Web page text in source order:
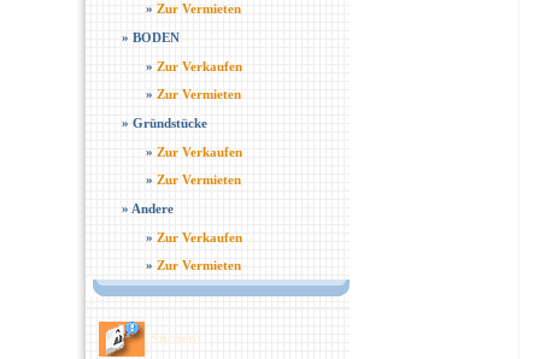
» Zur Vermieten
» BODEN
» Zur Verkaufen
» Zur Vermieten
» Gründstücke
» Zur Verkaufen
» Zur Vermieten
» Andere
» Zur Verkaufen
» Zur Vermieten
Suchen